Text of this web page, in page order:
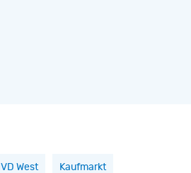
IVD West Kaufmarkt